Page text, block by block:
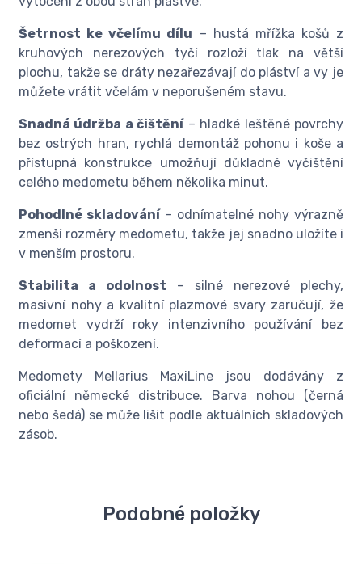
Šetrnost ke včelímu dílu – hustá mřížka košů z
kruhových nerezových tyčí rozloží tlak na větší
plochu, takže se dráty nezařezávají do pláství a vy je
můžete vrátit včelám v neporušeném stavu.
Snadná údržba a čištění– hladké leštěné povrchy
bez ostrých hran, rychlá demontáž pohonu i koše a
přístupná konstrukce umožňují důkladné vyčištění
celého medometu během několika minut.
Pohodlné skladování– odnímatelné nohy výrazně
zmenší rozměry medometu, takže jej snadno uložíte i
v menším prostoru.
Stabilita a odolnost – silné nerezové plechy,
masivní nohy a kvalitní plazmové svary zaručují, že
medomet vydrží roky intenzivního používání bez
deformací a poškození.
Medomety Mellarius MaxiLine jsou dodávány z
oficiální německé distribuce. Barva nohou (černá
nebo šedá) se může lišit podle aktuálních skladových
zásob.
Podobné položky